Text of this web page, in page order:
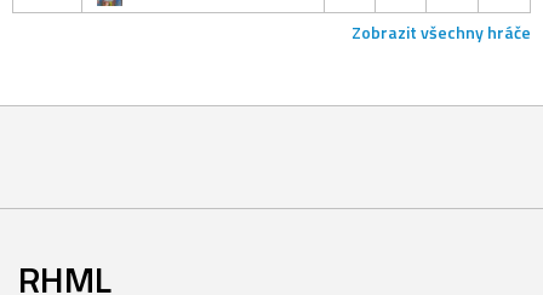
Zobrazit všechny hráče
RHML